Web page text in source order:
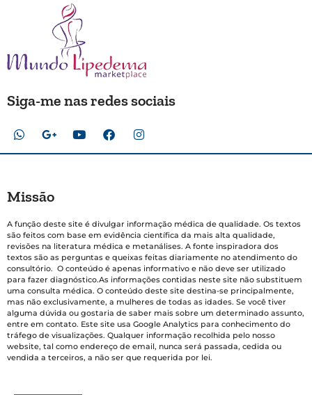
Siga-me nas redes sociais
Missão
A função deste site é divulgar informação médica de qualidade. Os textos
são feitos com base em evidência científica da mais alta qualidade,
revisões na literatura médica e metanálises. A fonte inspiradora dos
textos são as perguntas e queixas feitas diariamente no atendimento do
consultório. O conteúdo é apenas informativo e não deve ser utilizado
para fazer diagnóstico.As informações contidas neste site não substituem
uma consulta médica. O conteúdo deste site destina-se principalmente,
mas não exclusivamente, a mulheres de todas as idades. Se você tiver
alguma dúvida ou gostaria de saber mais sobre um determinado assunto,
entre em contato. Este site usa Google Analytics para conhecimento do
tráfego de visualizações. Qualquer informação recolhida pelo nosso
website, tal como endereço de email, nunca será passada, cedida ou
vendida a terceiros, a não ser que requerida por lei.